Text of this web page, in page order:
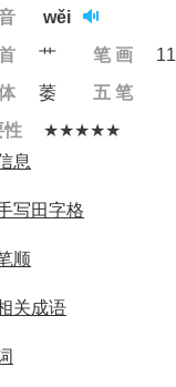
wěi
艹 笔 画 11
萎
五 笔
性
★★★★★
息
写田字格
顺
关成语